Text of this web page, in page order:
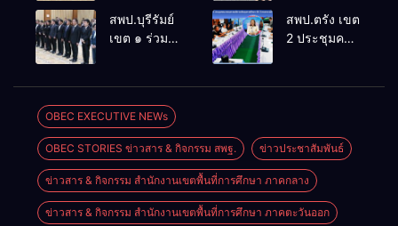
ประชุม
สัมมนาทาง
นำการศึกษา
ไทยสู่อนาคต”
ประจำเขต
ตรวจราชการ
ที่ 13
ล้านนาวิถี สู่
โลกแห่งการ
เรียนรู้”
สันพระเนตร
สพป.บุรีรัมย์
เขต ๑ ร่วม
นำการศึกษา
ไทยสู่อนาคต”
เขตตรวจ
ราชการที่ ๑๓
สพป.ตรัง เขต
2 ประชุมคณะ
2569
OBEC EXECUTIVE NEWs
OBEC STORIES ข่าวสาร & กิจกรรม สพฐ. ข่าวประชาสัมพันธ์
ข่าวสาร & กิจกรรม สำนักงานเขตพื้นที่การศึกษา ภาคกลาง
ข่าวสาร & กิจกรรม สำนักงานเขตพื้นที่การศึกษา ภาคตะวันออก